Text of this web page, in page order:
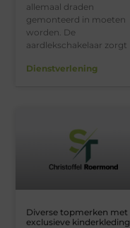
allemaal draden
gemonteerd in moeten
worden. De
aardlekschakelaar zorgt
Dienstverlening
Diverse topmerken met
exclusieve kinderkleding